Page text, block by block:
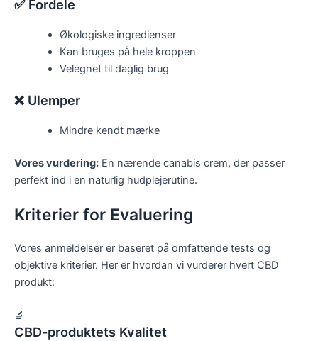
✅ Fordele
Økologiske ingredienser
Kan bruges på hele kroppen
Velegnet til daglig brug
❌ Ulemper
Mindre kendt mærke
Vores vurdering: En nærende canabis crem, der passer
perfekt ind i en naturlig hudplejerutine.
Kriterier for Evaluering
Vores anmeldelser er baseret på omfattende tests og
objektive kriterier. Her er hvordan vi vurderer hvert CBD
produkt:
🔬
CBD-produktets Kvalitet